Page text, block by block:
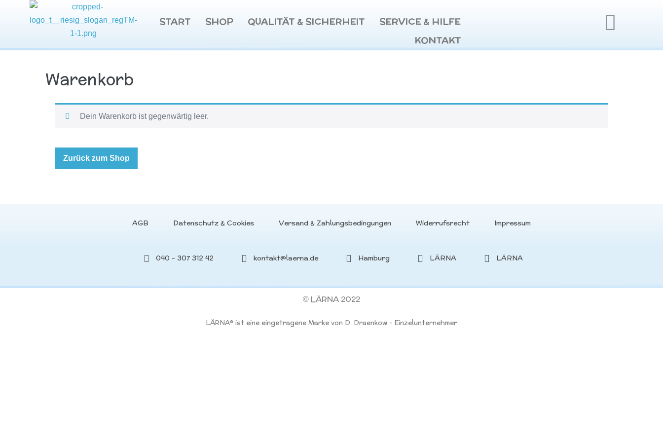
START SHOP QUALITÄT & SICHERHEIT
SERVICE & HILFE
KONTAKT
Warenkorb
Dein Warenkorb ist gegenwärtig leer.
Zurück zum Shop
AGB Datenschutz & Cookies Versand & Zahlungsbedingungen Widerrufsrecht Impressum
040 - 307 312 42 kontakt@laerna.de Hamburg LÄRNA LÄRNA
© LÄRNA 2022
LÄRNA® ist eine eingetragene Marke von D. Draenkow – Einzelunternehmer